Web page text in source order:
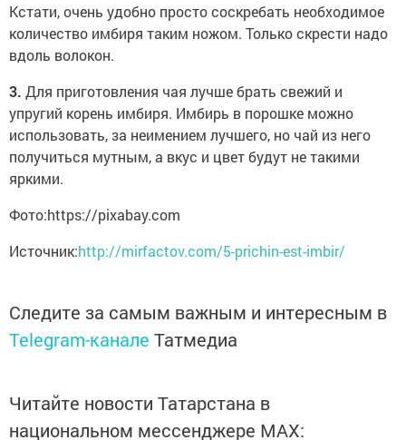
Кстати, очень удобно просто соскребать необходимое
количество имбиря таким ножом. Только скрести надо
вдоль волокон.
3. Для приготовления чая лучше брать свежий и
упругий корень имбиря. Имбирь в порошке можно
использовать, за неимением лучшего, но чай из него
получиться мутным, а вкус и цвет будут не такими
яркими.
Фото:https://pixabay.com
Источник:http://mirfactov.com/5-prichin-est-imbir/
Следите за самым важным и интересным в
Telegram-канале Татмедиа
Читайте новости Татарстана в
национальном мессенджере MАХ: